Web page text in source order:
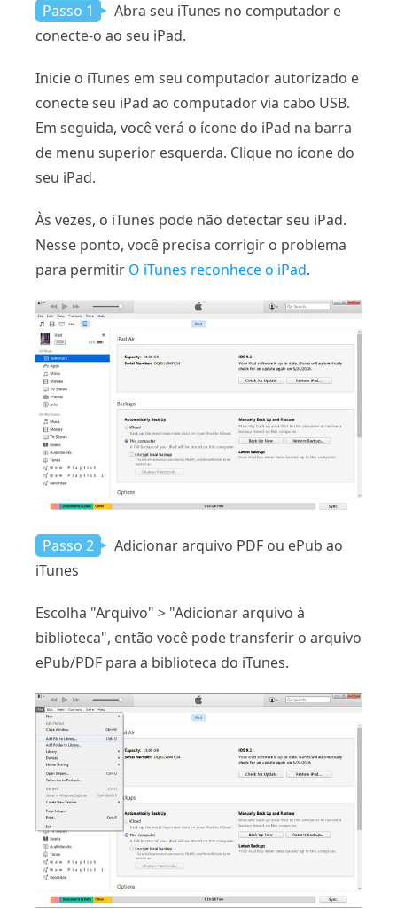
Passo 1
Abra seu iTunes no computador e
conecte-o ao seu iPad.
Inicie o iTunes em seu computador autorizado e
conecte seu iPad ao computador via cabo USB.
Em seguida, você verá o ícone do iPad na barra
de menu superior esquerda. Clique no ícone do
seu iPad.
Às vezes, o iTunes pode não detectar seu iPad.
Nesse ponto, você precisa corrigir o problema
para permitir O iTunes reconhece o iPad.
Passo 2
Adicionar arquivo PDF ou ePub ao
iTunes
Escolha "Arquivo" > "Adicionar arquivo à
biblioteca", então você pode transferir o arquivo
ePub/PDF para a biblioteca do iTunes.